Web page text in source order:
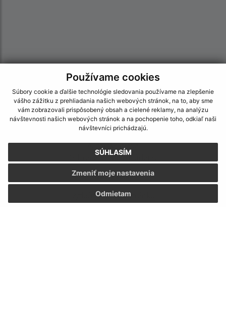
Používame cookies
Súbory cookie a ďalšie technológie sledovania používame na zlepšenie
vášho zážitku z prehliadania našich webových stránok, na to, aby sme
vám zobrazovali prispôsobený obsah a cielené reklamy, na analýzu
návštevnosti našich webových stránok a na pochopenie toho, odkiaľ naši
návštevníci prichádzajú.
SÚHLASÍM
Odmietam
Zmeniť moje nastavenia
Informácie o stránke:
Vyhlásenie o prístupnosti
Autorské práva
Ochrana osobných údajov
Navigácia:
Vytlačiť aktuálnu stránku